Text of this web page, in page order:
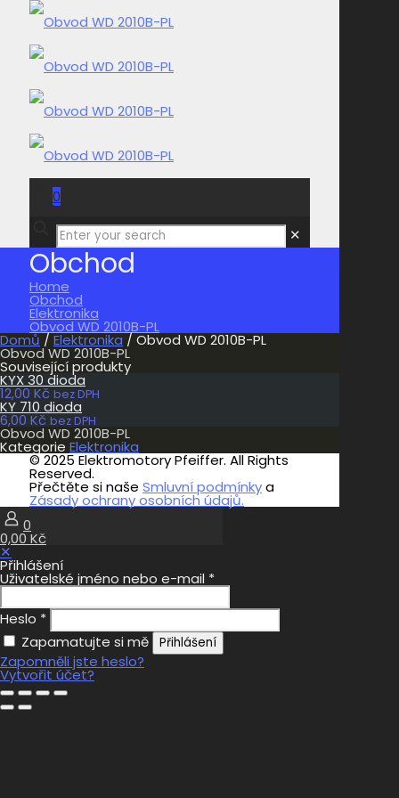
0
0,00 Kč
✕
Obchod
Home
Obchod
Elektronika
Obvod WD 2010B-PL
Domů / Elektronika / Obvod WD 2010B-PL
Obvod WD 2010B-PL
Související produkty
KYX 30 dioda
12,00 Kč bez DPH
KY 710 dioda
6,00 Kč bez DPH
Obvod WD 2010B-PL
Kategorie Elektronika
© 2025 Elektromotory Pfeiffer. All Rights
Reserved.
Přečtěte si naše Smluvní podmínkya
Zásady ochrany osobních údajů.
0
0,00 Kč
✕
Přihlášení
Uživatelské jméno nebo e-mail *
Heslo *
Zapamatujte si mě
Přihlášení
Zapomněli jste heslo?
Vytvořit účet?